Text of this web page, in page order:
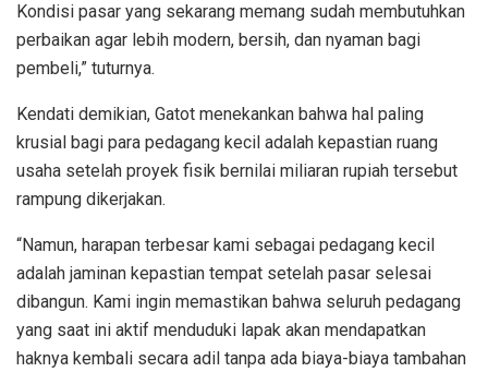
Kondisi pasar yang sekarang memang sudah membutuhkan
perbaikan agar lebih modern, bersih, dan nyaman bagi
pembeli,” tuturnya.
Kendati demikian, Gatot menekankan bahwa hal paling
krusial bagi para pedagang kecil adalah kepastian ruang
usaha setelah proyek fisik bernilai miliaran rupiah tersebut
rampung dikerjakan.
“Namun, harapan terbesar kami sebagai pedagang kecil
adalah jaminan kepastian tempat setelah pasar selesai
dibangun. Kami ingin memastikan bahwa seluruh pedagang
yang saat ini aktif menduduki lapak akan mendapatkan
haknya kembali secara adil tanpa ada biaya-biaya tambahan